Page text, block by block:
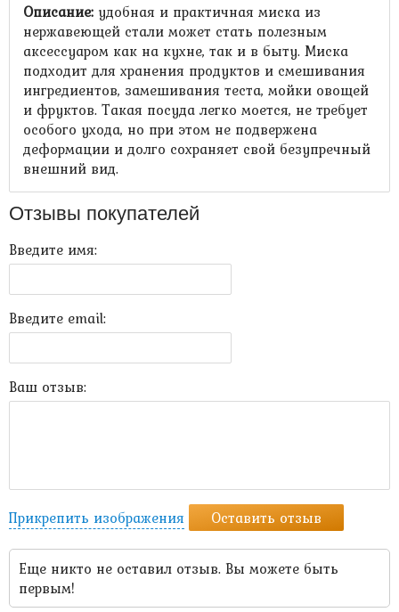
Описание: удобная и практичная миска из
нержавеющей стали может стать полезным
аксессуаром как на кухне, так и в быту. Миска
подходит для хранения продуктов и смешивания
ингредиентов, замешивания теста, мойки овощей
и фруктов. Такая посуда легко моется, не требует
особого ухода, но при этом не подвержена
деформации и долго сохраняет свой безупречный
внешний вид.
Отзывы покупателей
Введите имя:
Введите email:
Ваш отзыв:
Прикрепить изображения Оставить отзыв
Еще никто не оставил отзыв. Вы можете быть
первым!